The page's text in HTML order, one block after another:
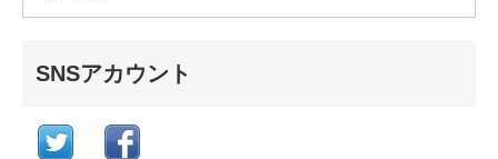
SNSアカウント